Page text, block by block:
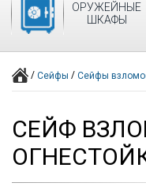
СЕЙФЫ
ОРУЖЕЙНЫЕ
ШКАФЫ
/ Сейфы / Сейфы
СЕЙФ